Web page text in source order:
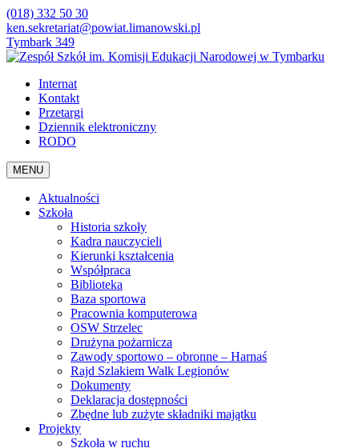
(018) 332 50 30
ken.sekretariat@powiat.limanowski.pl
Tymbark 349
Internat
Kontakt
Przetargi
Dziennik elektroniczny
RODO
MENU
Aktualności
Szkoła
Historia szkoły
Kadra nauczycieli
Kierunki kształcenia
Współpraca
Biblioteka
Baza sportowa
Pracownia komputerowa
OSW Strzelec
Drużyna pożarnicza
Zawody sportowo – obronne – Harnaś
Rajd Szlakiem Walk Legionów
Dokumenty
Deklaracja dostępności
Zbędne lub zużyte składniki majątku
Projekty
Szkoła w ruchu